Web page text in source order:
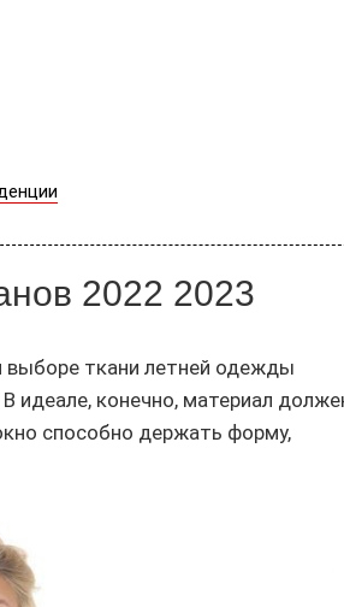
2022 2023
ткани летней одежды
идеале, конечно, материал должен
способно держать форму,